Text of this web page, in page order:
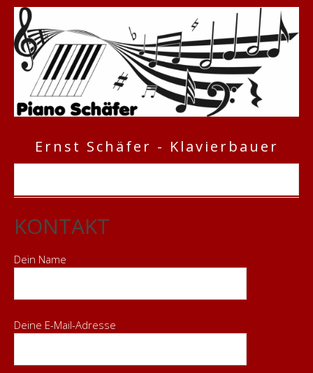
Ernst Schäfer - Klavierbauer
KONTAKT
Dein Name
Deine E-Mail-Adresse